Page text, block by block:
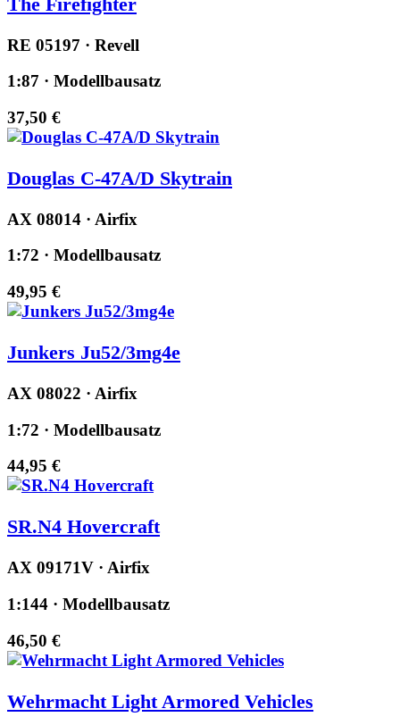
RE 05197 · Revell
1:87 · Modellbausatz
37,50 €
Douglas C-47A/D Skytrain
AX 08014 · Airfix
1:72 · Modellbausatz
49,95 €
Junkers Ju52/3mg4e
AX 08022 · Airfix
1:72 · Modellbausatz
44,95 €
SR.N4 Hovercraft
AX 09171V · Airfix
1:144 · Modellbausatz
46,50 €
Wehrmacht Light Armored Vehicles